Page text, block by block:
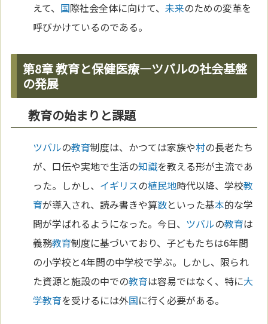
えて、 国際社会全体に向けて、未来のための変革を
呼びかけているのである。
第8章 教育と保健医療―ツバルの社会基盤
の発展
教育の始まりと課題
ツバルの教育制度は、かつては家族や村の長老たち
が、口伝や実地で生活の知識を教える形が主流であ
った。しかし、 イギリスの植民地時代以降、学校教
育が導入され、読み書きや算数といった基本的な学
問が学ばれるようになった。今日、 ツバルの教育は
義務教育制度に基づいており、子どもたちは6年間
の小学校と4年間の中学校で学ぶ。しかし、限られ
た資源と施設の中での教育は容易ではなく、特に大
学教育を受けるには外国に行く必要がある。